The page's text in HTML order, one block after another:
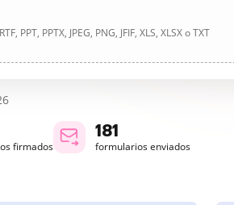
PPT, PPTX, JPEG, PNG, JFIF, XLS, XLSX o TXT
firmados
181
formularios enviados